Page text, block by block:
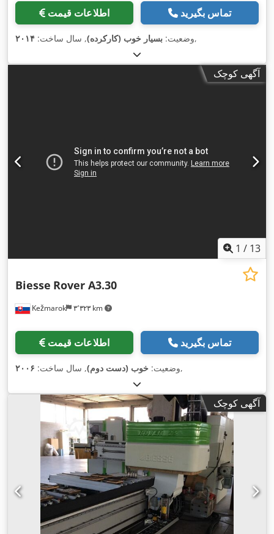
اطلاعات قیمت تماس بگیرید
وضعیت: بسیار خوب (کارکرده), سال ساخت: ۲۰۱۴ ,
آگهی کوچک
1 / 13
Kežmarok ۳٬۳۲۳ km
Biesse Rover A3.30
اطلاعات قیمت تماس بگیرید
وضعیت: خوب (دست دوم), سال ساخت: ۲۰۰۶ ,
آگهی کوچک